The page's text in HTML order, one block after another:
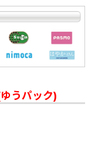
うパック)